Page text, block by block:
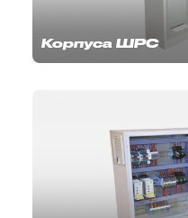
Корпуса ШРС